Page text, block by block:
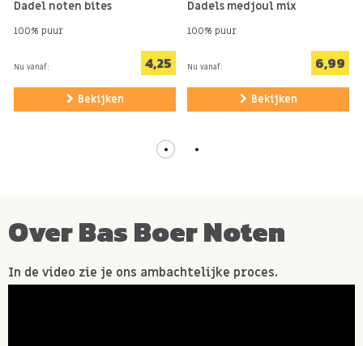
Allergie informatie
Kan mogelijk sporen bevatten van NOTEN, PINDA'S,
GLUTEN.
Dadel noten bites
100% puur
Nu vanaf: 4,25
Bekijken
Dadels medjoul mix
100% puur
Nu vanaf: 6,99
Bekijken
Over Bas Boer Noten
In de video zie je ons ambachtelijke proces.